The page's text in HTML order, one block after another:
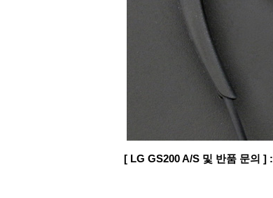
[ LG GS200 A/S 및 반품 문의 ] :